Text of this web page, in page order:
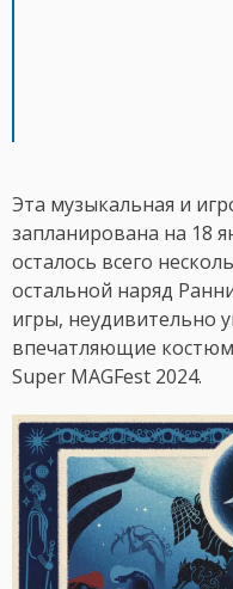
Эта музыкальная и
запланирована на 18
осталось всего
остальной наряд
игры, неудивительно
впечатляющие
Super MAGFest 2024.